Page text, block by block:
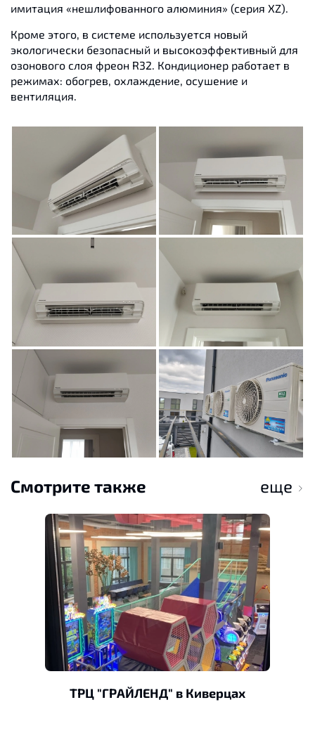
имитация «нешлифованного алюминия» (серия XZ).
Кроме этого, в системе используется новый
экологически безопасный и высокоэффективный для
озонового слоя фреон R32. Кондиционер работает в
режимах: обогрев, охлаждение, осушение и
вентиляция.
Смотрите также еще
ТРЦ "ГРАЙЛЕНД" в Киверцах